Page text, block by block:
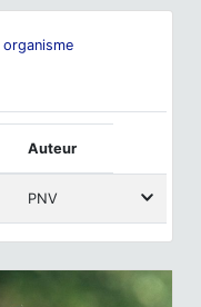
organisme
Auteur
PNV